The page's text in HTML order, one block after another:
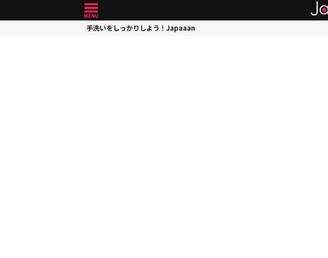
手洗いをしっかりしよう！Japaaan